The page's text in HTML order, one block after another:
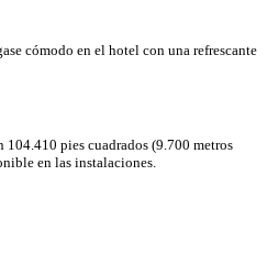
cómodo en el hotel con una refrescante
pies cuadrados (9.700 metros
en las instalaciones.